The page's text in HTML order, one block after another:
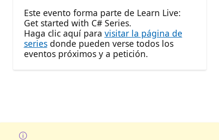
Este evento forma parte de Learn Live:
Get started with C# Series.
Haga clic aquí para visitar la página de
seriesdonde pueden verse todos los
eventos próximos y a petición.